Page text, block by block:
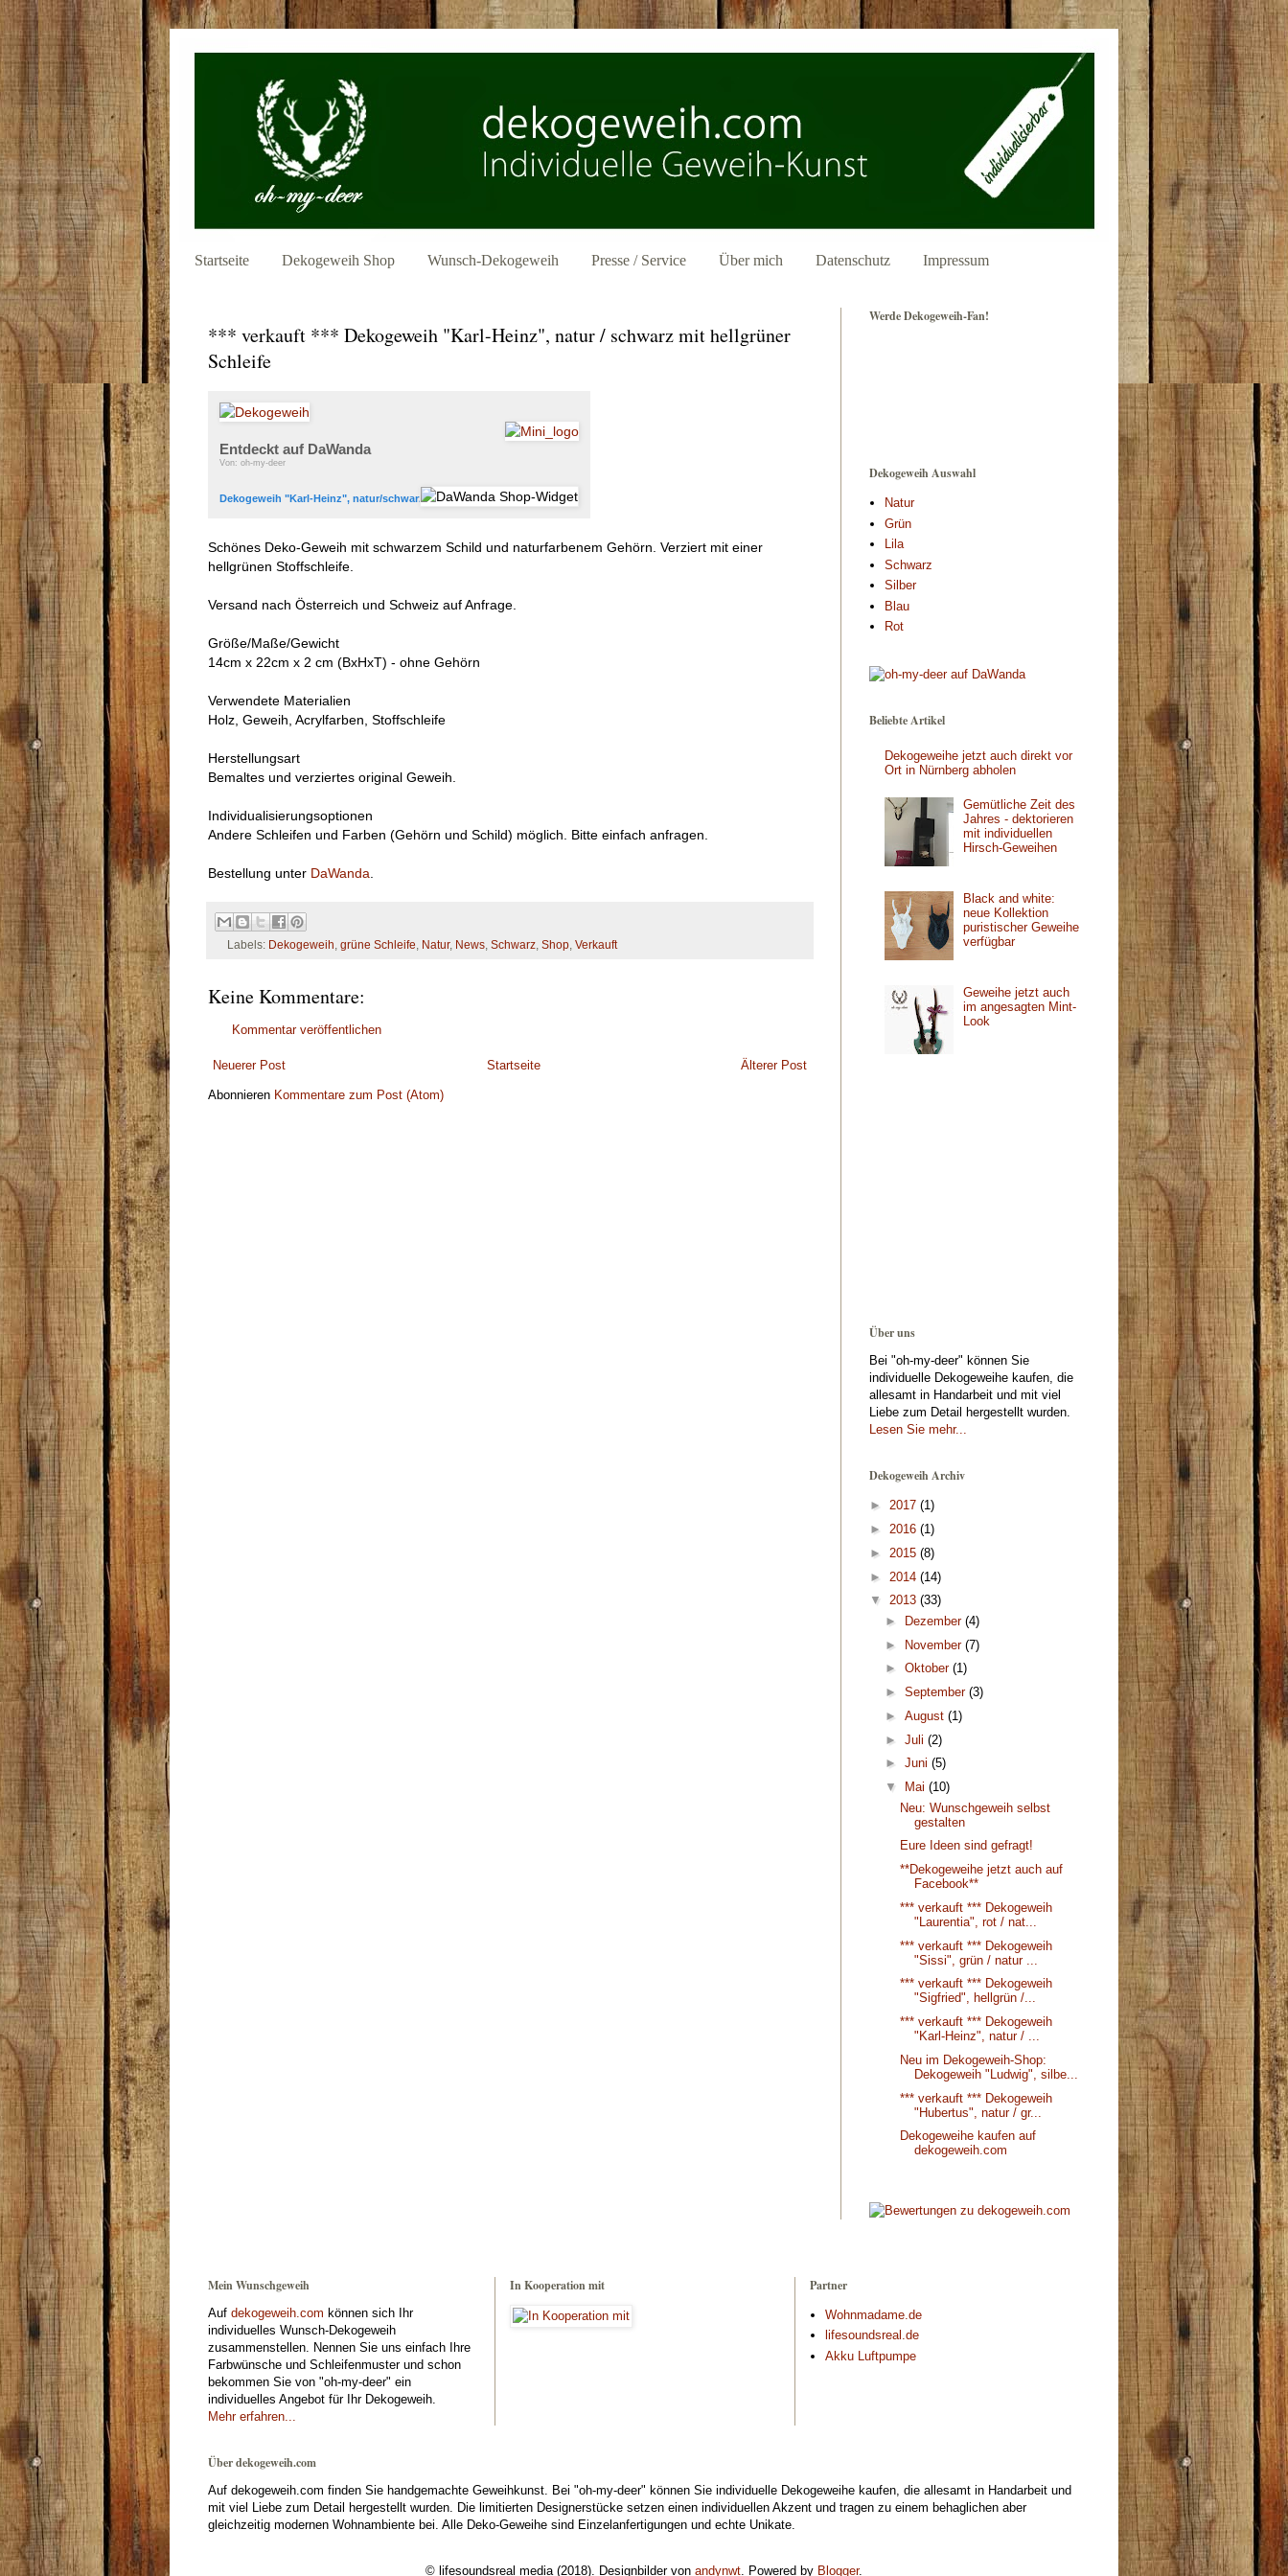
Startseite Dekogeweih Shop Wunsch-Dekogeweih Presse / Service Über mich Datenschutz Impressum
*** verkauft *** Dekogeweih "Karl-Heinz", natur / schwarz mit hellgrüner
Schleife
Entdeckt auf DaWanda
Von: oh-my-deer
Dekogeweih "Karl-Heinz", natur/schwarz m. Schleife
Schönes Deko-Geweih mit schwarzem Schild und naturfarbenem Gehörn. Verziert mit einer
hellgrünen Stoffschleife.
Versand nach Österreich und Schweiz auf Anfrage.
Größe/Maße/Gewicht
14cm x 22cm x 2 cm (BxHxT) - ohne Gehörn
Verwendete Materialien
Holz, Geweih, Acrylfarben, Stoffschleife
Herstellungsart
Bemaltes und verziertes original Geweih.
Individualisierungsoptionen
Andere Schleifen und Farben (Gehörn und Schild) möglich. Bitte einfach anfragen.
Bestellung unter DaWanda
Labels: Dekogeweih grüne Schleife Natur, News, Schwarz, Shop, Verkauft
Keine Kommentare:
Kommentar veröffentlichen
Neuerer Post Älterer Post
Startseite
Abonnieren Kommentare zum Post (Atom)
Werde Dekogeweih-Fan!
Dekogeweih Auswahl
Natur
Grün
Lila
Schwarz
Silber
Blau
Rot
Beliebte Artikel
Dekogeweihe jetzt auch direkt vor
Ort in Nürnberg abholen
Gemütliche Zeit des
Jahres - dektorieren
mit individuellen
Hirsch-Geweihen
Black and white:
neue Kollektion
puristischer Geweihe
verfügbar
Geweihe jetzt auch
im angesagten Mint-
Look
Über uns
Bei "oh-my-deer" können Sie
individuelle Dekogeweihe kaufen, die
allesamt in Handarbeit und mit viel
Liebe zum Detail hergestellt wurden.
Lesen Sie mehr...
Dekogeweih Archiv
► 2017 (1)
► 2016 (1)
► 2015 (8)
► 2014 (14)
▼ 2013 (33)
►
Dezember (4)
► November (7)
► Oktober (1)
► September (3)
► August (1)
► Juli (2)
► Juni (5)
▼
Mai (10)
Neu: Wunschgeweih selbst
gestalten
Eure Ideen sind gefragt!
**Dekogeweihe jetzt auch auf
Facebook**
*** verkauft *** Dekogeweih
"Laurentia", rot / nat...
*** verkauft *** Dekogeweih
"Sissi", grün / natur ...
*** verkauft *** Dekogeweih
"Sigfried", hellgrün /...
*** verkauft *** Dekogeweih
"Karl-Heinz", natur / ...
Neu im Dekogeweih-Shop:
Dekogeweih "Ludwig", silbe...
*** verkauft *** Dekogeweih
"Hubertus", natur / gr...
Dekogeweihe kaufen auf
dekogeweih.com
Mein Wunschgeweih
Auf dekogeweih.com können sich Ihr
individuelles Wunsch-Dekogeweih
zusammenstellen. Nennen Sie uns einfach Ihre
Farbwünsche und Schleifenmuster und schon
bekommen Sie von "oh-my-deer" ein
individuelles Angebot für Ihr Dekogeweih.
Mehr erfahren...
In Kooperation mit Partner
Wohnmadame.de
lifesoundsreal.de
Akku Luftpumpe
Über dekogeweih.com
Auf dekogeweih.com finden Sie handgemachte Geweihkunst. Bei "oh-my-deer" können Sie individuelle Dekogeweihe kaufen, die allesamt in Handarbeit und
mit viel Liebe zum Detail hergestellt wurden. Die limitierten Designerstücke setzen einen individuellen Akzent und tragen zu einem behaglichen aber
gleichzeitig modernen Wohnambiente bei. Alle Deko-Geweihe sind Einzelanfertigungen und echte Unikate.
© lifesoundsreal media (2018). Designbilder von andynwt . Powered by Blogger.